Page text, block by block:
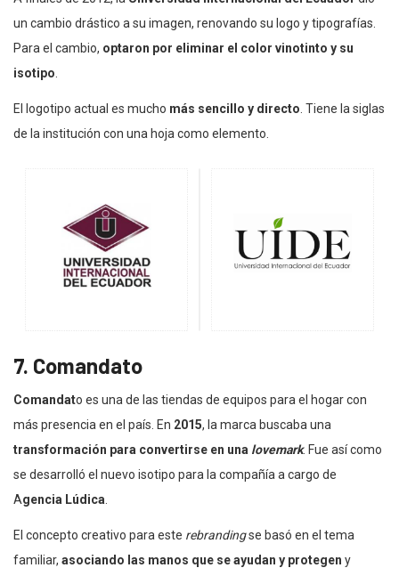
un cambio drástico a su imagen, renovando su logo y tipografías.
Para el cambio, optaron por eliminar el color vinotinto y su
isotipo
El logotipo actual es mucho más sencillo y directo . Tiene la siglas
de la institución con una hoja como elemento.
7. Comandato
Comandato es una de las tiendas de equipos para el hogar con
más presencia en el país. En 2015, la marca buscaba una
transformación para convertirse en una lovemark. Fue así como
se desarrolló el nuevo isotipo para la compañía a cargo de
Agencia Lúdica
El concepto creativo para este rebrandingse basó en el tema
familiar, asociando las manos que se ayudan y protegen y